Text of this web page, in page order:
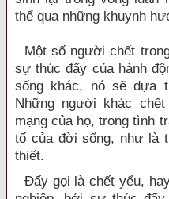
thể qua những khuynh
Một số người chết
sự thúc đẩy của hành
sống khác, nó sẽ dựa
Những người khác
mạng của họ, trong tình
tố của đời sống, như là
thiết.
Đấy gọi là chết yểu,